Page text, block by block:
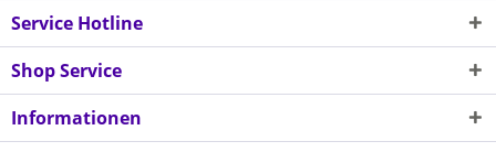
Service Hotline
Shop Service
Informationen